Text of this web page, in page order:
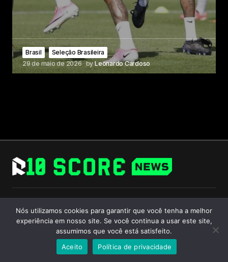
Brasil
Seleção Brasileira
29 de maio de 2026 by Leonardo Cardoso
Follow Us
© 2024 R10 Score. All Rights Reserved.
Nós utilizamos cookies para garantir que você tenha a melhor
experiência em nosso site. Se você continua a usar este site,
assumimos que você está satisfeito.
Aceito
Política de privacidade